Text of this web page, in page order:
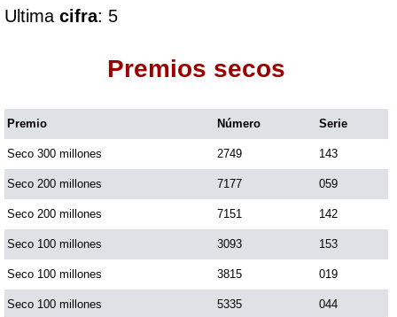
Culona noche
Dorado Mañana
Dorado Noche
Fantástica Día
Fantástica Noche
Ultima cifra: 5
Premios secos
Premio Número Serie
Seco 300 millones 2749 143
Seco 200 millones 7177 059
Seco 200 millones 7151 142
Seco 100 millones 3093 153
Seco 100 millones 3815 019
Seco 100 millones 5335 044